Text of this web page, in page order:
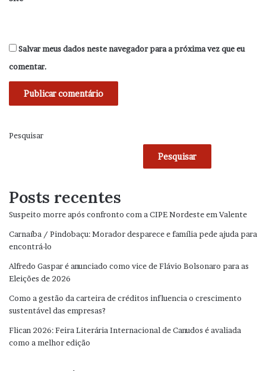
Salvar meus dados neste navegador para a próxima vez que eu
comentar.
Pesquisar
Pesquisar
Posts recentes
Suspeito morre após confronto com a CIPE Nordeste em Valente
Carnaíba / Pindobaçu: Morador desparece e família pede ajuda para
encontrá-lo
Alfredo Gaspar é anunciado como vice de Flávio Bolsonaro para as
Eleições de 2026
Como a gestão da carteira de créditos influencia o crescimento
sustentável das empresas?
Flican 2026: Feira Literária Internacional de Canudos é avaliada
como a melhor edição